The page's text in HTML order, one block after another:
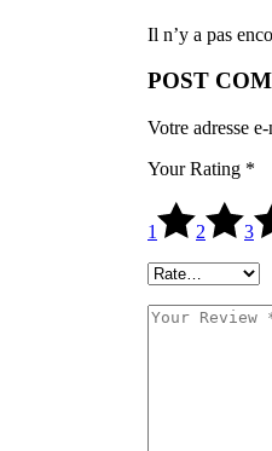
Il n’y a pas
POST
Votre adresse
Your Rating *
1 2 3